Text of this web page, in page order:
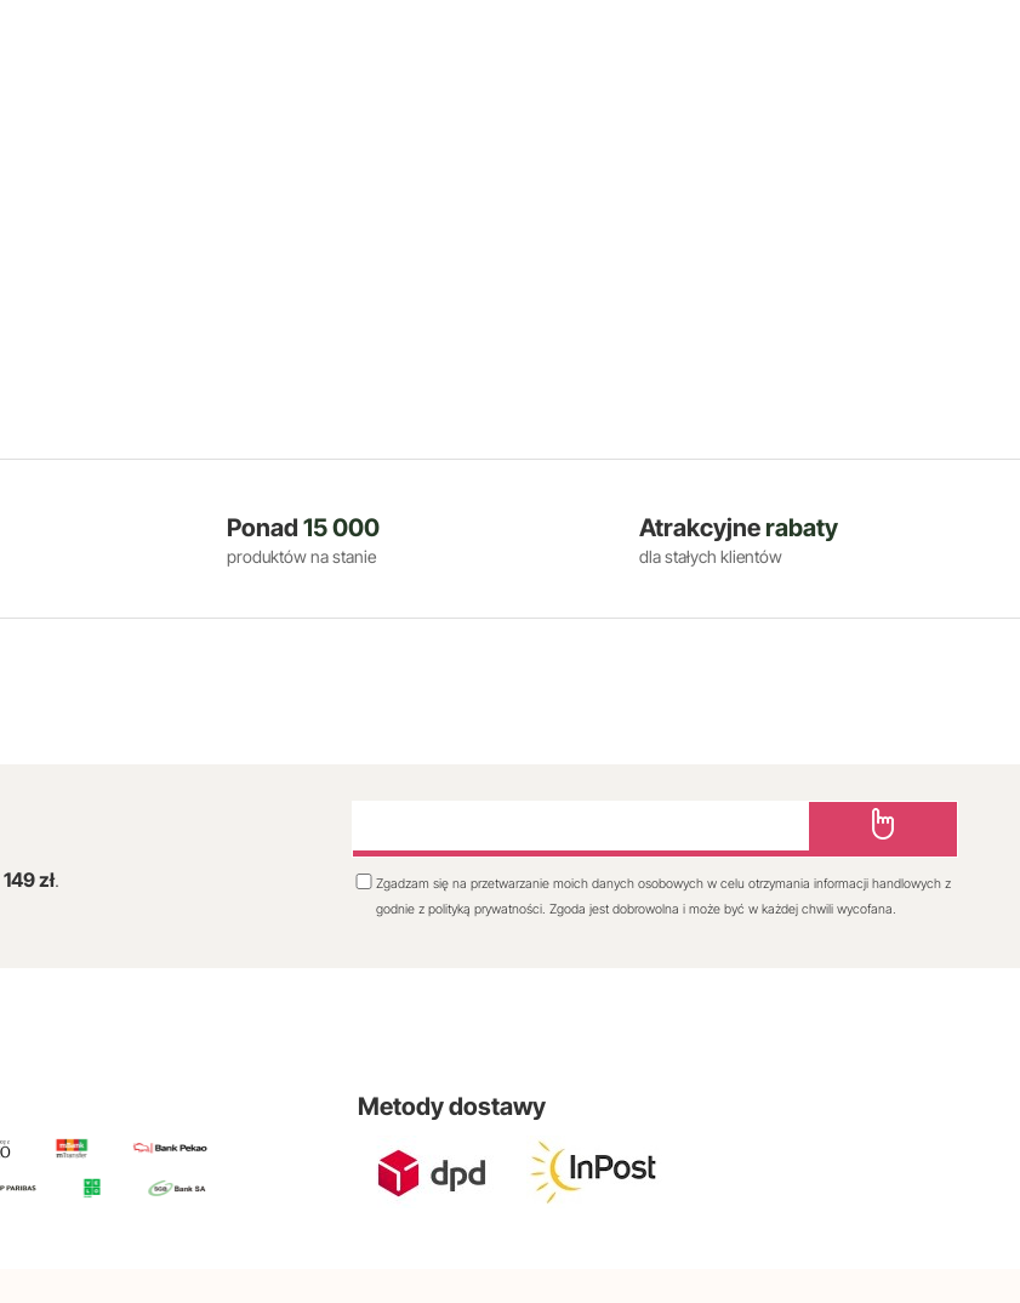
Ponad 15 000
produktów na stanie
Atrakcyjnerabaty
dla stałych klientów
149 zł.
Zgadzam się na przetwarzanie moich danych osobowych w celu otrzymania informacji handlowych z
godnie z polityką prywatności. Zgoda jest dobrowolna i może być w każdej chwili wycofana.
Metody dostawy